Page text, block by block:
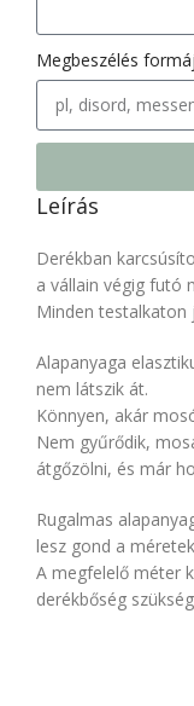
Megbeszélés
Leírás
Derékban
a vállain végig futó
Minden testalkaton
Alapanyaga
nem látszik át.
Könnyen, akár
Nem gyűrődik,
átgőzölni, és már
Rugalmas
lesz gond a
A megfelelő méter
derékbőség